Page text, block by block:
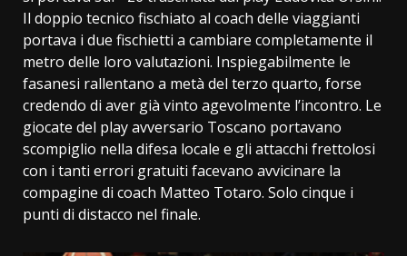
Il doppio tecnico fischiato al coach delle viaggianti
portava i due fischietti a cambiare completamente il
metro delle loro valutazioni. Inspiegabilmente le
fasanesi rallentano a metà del terzo quarto, forse
credendo di aver già vinto agevolmente l’incontro. Le
giocate del play avversario Toscano portavano
scompiglio nella difesa locale e gli attacchi frettolosi
con i tanti errori gratuiti facevano avvicinare la
compagine di coach Matteo Totaro. Solo cinque i
punti di distacco nel finale.